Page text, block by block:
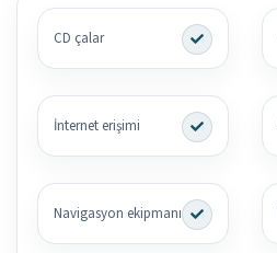
CD çalar
İnternet erişimi
Navigasyon ekipmanı